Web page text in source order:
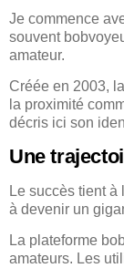
Je commence
souvent
amateur.
Créée en 2003,
la proximité
décris ici son
Une
Le succès tient à
à devenir un
La plateforme
amateurs. Les